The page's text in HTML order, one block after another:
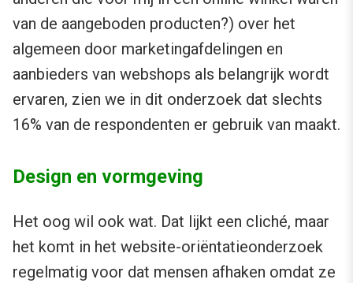
van de aangeboden producten?) over het
algemeen door marketingafdelingen en
aanbieders van webshops als belangrijk wordt
ervaren, zien we in dit onderzoek dat slechts
16% van de respondenten er gebruik van maakt.
Design en vormgeving
Het oog wil ook wat. Dat lijkt een cliché, maar
het komt in het website-oriëntatieonderzoek
regelmatig voor dat mensen afhaken omdat ze